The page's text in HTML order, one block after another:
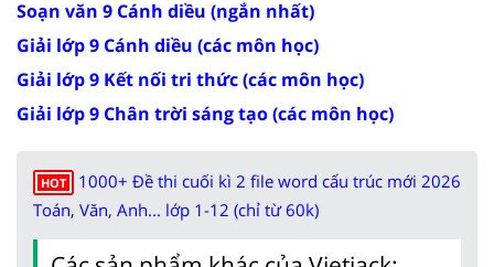
Soạn văn 9 Cánh diều (ngắn nhất)
Giải lớp 9 Cánh diều (các môn học)
Giải lớp 9 Kết nối tri thức (các môn học)
Giải lớp 9 Chân trời sáng tạo (các môn học)
HOT
1000+ Đề thi cuối kì 2 file word cấu trúc mới 2026
Toán, Văn, Anh... lớp 1-12 (chỉ từ 60k)